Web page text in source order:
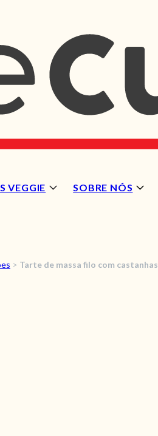
VEGGIE SOBRE NÓS
> Tarte de massa filo com castanhas